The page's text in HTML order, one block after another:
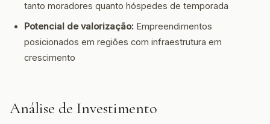
tanto moradores quanto hóspedes de temporada
Potencial de valorização: Empreendimentos
posicionados em regiões com infraestrutura em
crescimento
Análise de Investimento